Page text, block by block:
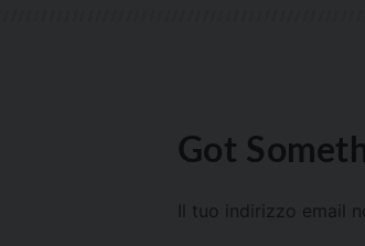
Got
Il tuo indirizzo email